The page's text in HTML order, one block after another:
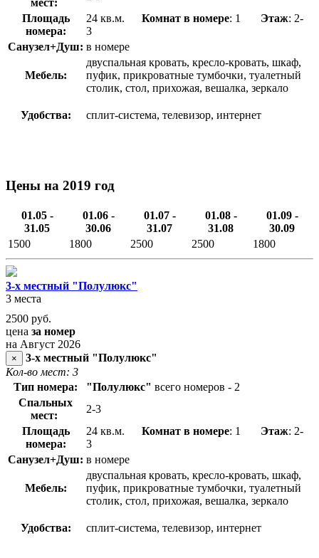
Площадь
номера:
24 кв.м. Комнат в номере: 1 Этаж: 2-
3
Санузел+Душ: в номере
Мебель:
двуспальная кровать, кресло-кровать, шкаф,
пуфик, прикроватные тумбочки, туалетный
столик, стол, прихожая, вешалка, зеркало
Удобства: сплит-система, телевизор, интернет
Цены на 2019 год
01.05 -
31.05
01.06 -
30.06
01.07 -
31.07
01.08 -
31.08
01.09 -
30.09
1500
1800 2500 2500 1800
3-х местный "Полулюкс"
3 места
2500 руб.
цена за номер
на Август 2026
×
3-х местный "Полулюкс"
Кол-во мест: 3
Тип номера:
"Полулюкс" всего номеров - 2
Спальных
мест:
2-3
Площадь
номера:
24 кв.м. Комнат в номере: 1 Этаж: 2-
3
Санузел+Душ: в номере
Мебель:
двуспальная кровать, кресло-кровать, шкаф,
пуфик, прикроватные тумбочки, туалетный
столик, стол, прихожая, вешалка, зеркало
Удобства: сплит-система, телевизор, интернет